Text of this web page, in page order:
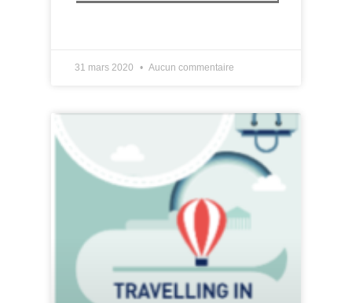
31 mars 2020 Aucun commentaire